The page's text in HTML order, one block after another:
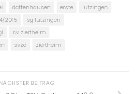
dattenhausen erste
lutzingen
2015
sg lutzingen
sv ziertheim
svzd ziertheim
NÄCHSTER BEITRAG